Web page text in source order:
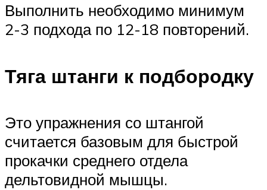
Выполнить необходимо минимум
2-3 подхода по 12-18 повторений.
Тяга штанги к подбородку
Это упражнения со штангой
считается базовым для быстрой
прокачки среднего отдела
дельтовидной мышцы.